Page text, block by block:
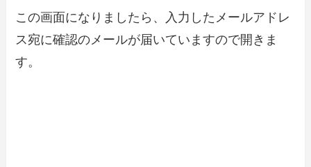
この画面になりましたら、入力したメールアドレ
ス宛に確認のメールが届いていますので開きま
す。